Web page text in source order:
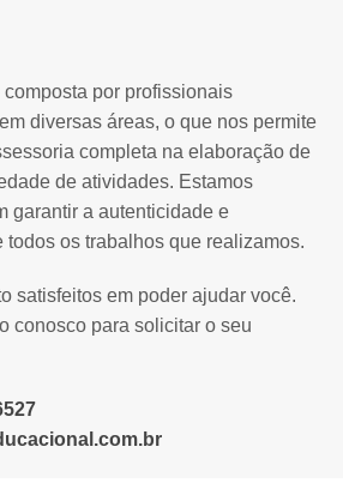
por profissionais
diversas áreas, o que nos permite
completa na elaboração de
de atividades. Estamos
garantir a autenticidade e
os trabalhos que realizamos.
satisfeitos em poder ajudar você.
conosco para solicitar o seu